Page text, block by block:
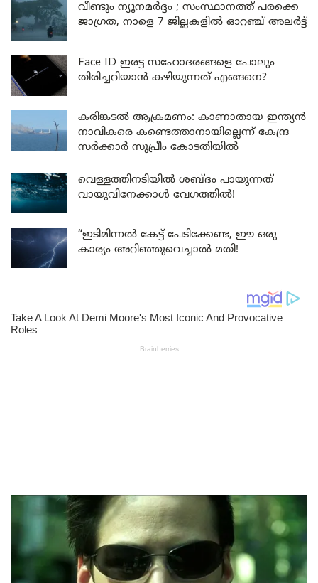
വീണ്ടും ന്യൂനമർദ്ദം ; സംസ്ഥാനത്ത് പരക്കെ
ജാഗ്രത, നാളെ 7 ജില്ലകളിൽ ഓറഞ്ച് അലർട്ട്
Face ID ഇരട്ട സഹോദരങ്ങളെ പോലും
തിരിച്ചറിയാൻ കഴിയുന്നത് എങ്ങനെ?
കരിങ്കടൽ ആക്രമണം: കാണാതായ ഇന്ത്യൻ
നാവികരെ കണ്ടെത്താനായില്ലെന്ന് കേന്ദ്ര
സർക്കാർ സുപ്രീം കോടതിയിൽ
വെള്ളത്തിനടിയിൽ ശബ്ദം പായുന്നത്
വായുവിനേക്കാൾ വേഗത്തിൽ!
“ഇടിമിന്നൽ കേട്ട് പേടിക്കേണ്ട, ഈ ഒരു
കാര്യം അറിഞ്ഞുവെച്ചാൽ മതി!